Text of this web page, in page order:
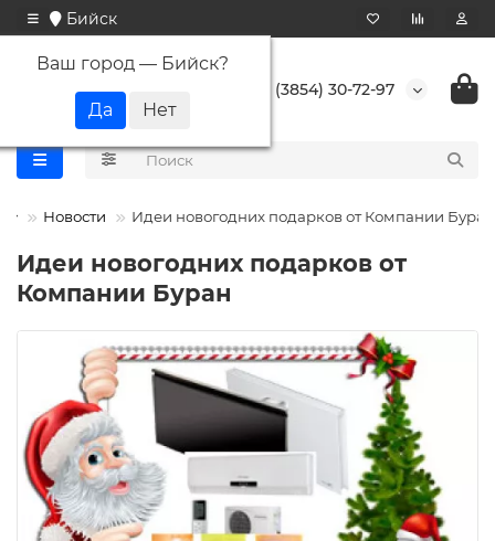
Бийск
Ваш город — Бийск?
+7 (3854) 30-72-97
Новости Идеи новогодних подарков от Компании Буран
Идеи новогодних подарков от
Компании Буран